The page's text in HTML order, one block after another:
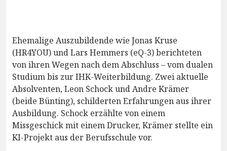
Ehemalige Auszubildende wie Jonas Kruse
(HR4YOU) und Lars Hemmers (eQ-3) berichteten
von ihren Wegen nach dem Abschluss – vom dualen
Studium bis zur IHK-Weiterbildung. Zwei aktuelle
Absolventen, Leon Schock und Andre Krämer
(beide Bünting), schilderten Erfahrungen aus ihrer
Ausbildung. Schock erzählte von einem
Missgeschick mit einem Drucker, Krämer stellte ein
KI-Projekt aus der Berufsschule vor.